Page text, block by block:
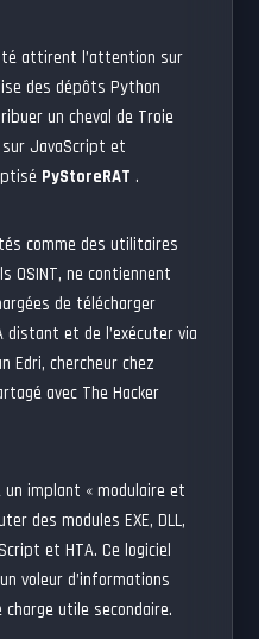
attirent l’attention sur
des dépôts Python
un cheval de Troie
sur JavaScript et
PyStoreRAT .
comme des utilitaires
OSINT, ne contiennent
de télécharger
distant et de l’exécuter via
Edri, chercheur chez
avec The Hacker
implant « modulaire et
des modules EXE, DLL,
et HTA. Ce logiciel
voleur d’informations
utile secondaire.